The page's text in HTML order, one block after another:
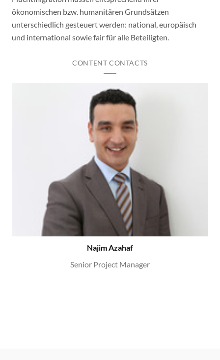
ökonomischen bzw. humanitären Grundsätzen
unterschiedlich gesteuert werden: national, europäisch
und international sowie fair für alle Beteiligten.
CONTENT CONTACTS
Najim Azahaf
Senior Project Manager